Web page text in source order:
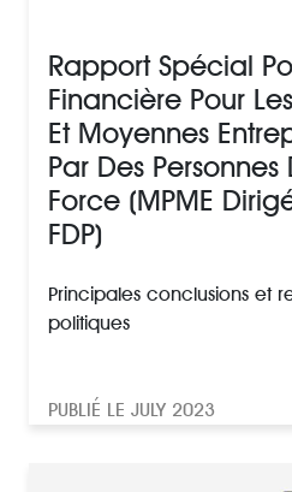
Rapport Spécial
Financière Pour
Et Moyennes
Par Des
Force (MPME
FDP)
Principales conclusions et
politiques
PUBLIÉ LE JULY 2023